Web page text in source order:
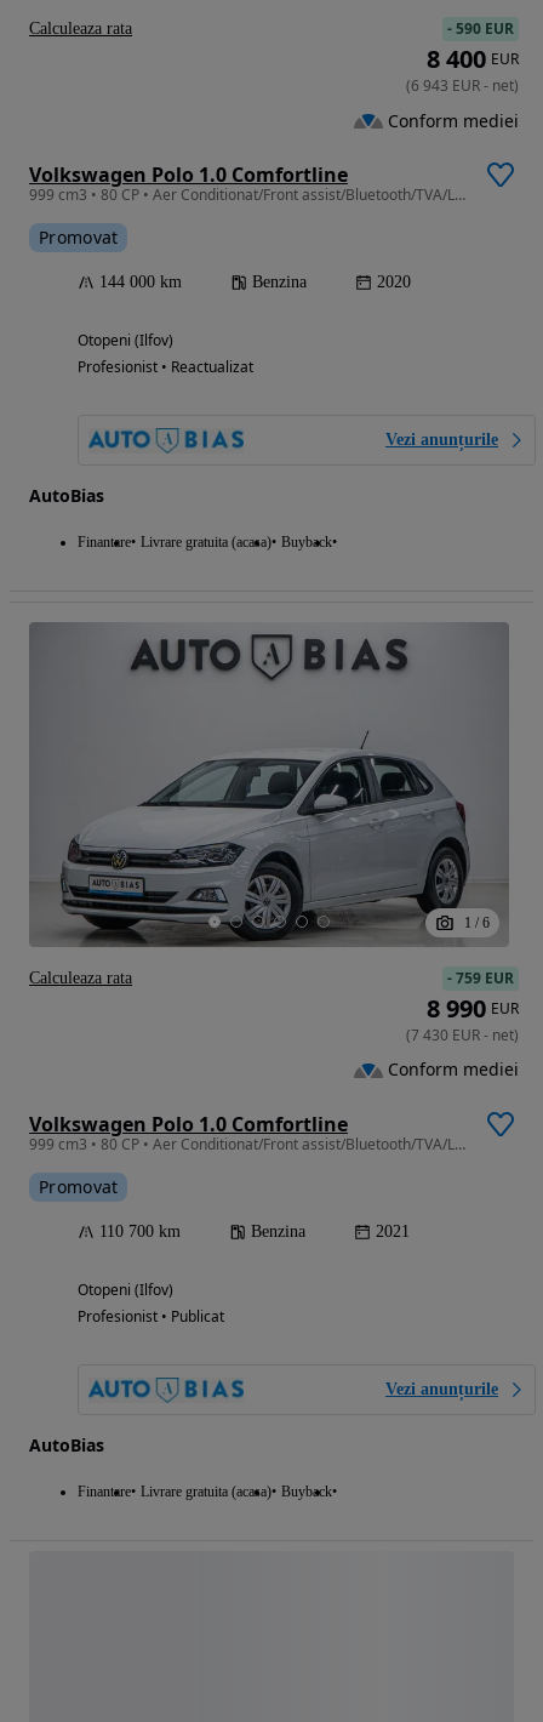
Volkswagen Polo 1.0 Comfortline
999 cm3 • 80 CP • Aer Conditionat/Front assist/Bluetooth/TVA/Leasing-Rate FARA AVANS
Promovat
144 000 km Benzina 2020
Otopeni (Ilfov)
Profesionist • Reactualizat
Vezi anunțurile
AutoBias
Finantare Livrare gratuita (acasa) Buyback
-590 EUR
8 400 EUR
(6 943 EUR- net)
Conform mediei
Calculeaza rata
1 / 6
Volkswagen Polo 1.0 Comfortline
999 cm3 • 80 CP • Aer Conditionat/Front assist/Bluetooth/TVA/Leasing-Rate FARA AVANS
Promovat
110 700 km Benzina 2021
Otopeni (Ilfov)
Profesionist • Publicat
Vezi anunțurile
AutoBias
Finantare Livrare gratuita (acasa) Buyback
-759 EUR
8 990 EUR
(7 430 EUR- net)
Conform mediei
Calculeaza rata